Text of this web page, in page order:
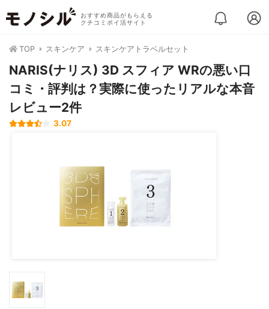
おすすめ商品がもらえる
クチコミポイ活サイト
TOP スキンケア スキンケアトラベルセット
NARIS(ナリス) 3D スフィア WRの悪い口
コミ・評判は？実際に使ったリアルな本音
レビュー2件
3.07